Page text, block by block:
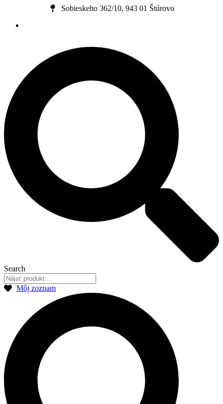
obsah
Sobieskeho 362/10, 943 01 Štúrovo
Search
Môj zoznam